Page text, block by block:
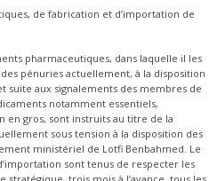
de fabrication et d’importation de
pharmaceutiques, dans laquelle il les
pénuries actuellement, à la disposition
suite aux signalements des membres de
notamment essentiels,
en gros, sont instruits au titre de la
sous tension à la disposition des
ministériel de Lotfi Benbahmed. Le
sont tenus de respecter les